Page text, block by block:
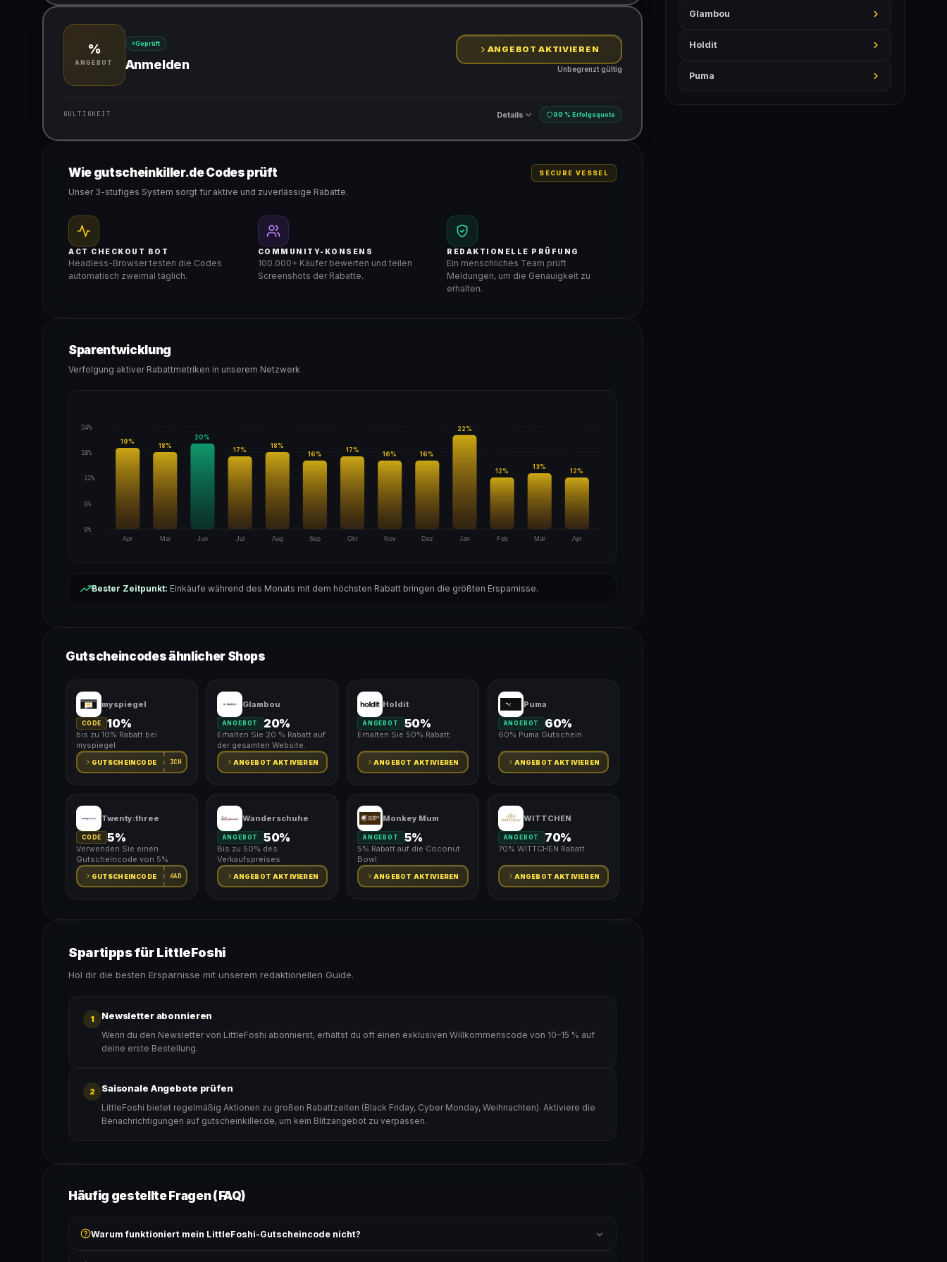
Gültig für teilnehmende Produkte
%
ANGEBOT
Geprüft
Anmelden
ANGEBOT AKTIVIEREN
Unbegrenzt gültig
GÜLTIGKEIT Details 99 % Erfolgsquote
Gültig für teilnehmende Produkte
Wie gutscheinkiller.de Codes prüft
Unser 3-stufiges System sorgt für aktive und zuverlässige Rabatte.
SECURE VESSEL
ACT CHECKOUT BOT
Headless-Browser testen die Codes
automatisch zweimal täglich.
COMMUNITY-KONSENS
100.000+ Käufer bewerten und teilen
Screenshots der Rabatte.
REDAKTIONELLE PRÜFUNG
Ein menschliches Team prüft
Meldungen, um die Genauigkeit zu
erhalten.
Sparentwicklung
Verfolgung aktiver Rabattmetriken in unserem Netzwerk
24%
18%
12%
6%
0%
Apr
19%
Mai
18%
Jun
20%
Jul
17%
Aug
18%
Sep
16%
Okt
17%
Nov
16%
Dez
16%
Jan
22%
Feb
12%
Mär
13%
Apr
12%
Bester Zeitpunkt: Einkäufe während des Monats mit dem höchsten Rabatt bringen die größten Ersparnisse.
Gutscheincodes ähnlicher Shops
myspiegel
CODE 10%
bis zu 10% Rabatt bei
myspiegel
GUTSCHEINCODE ICH
Glambou
ANGEBOT 20%
Erhalten Sie 20 % Rabatt auf
der gesamten Website.
ANGEBOT AKTIVIEREN
Holdit
ANGEBOT 50%
Erhalten Sie 50% Rabatt.
ANGEBOT AKTIVIEREN
Puma
ANGEBOT 60%
60% Puma Gutschein
ANGEBOT AKTIVIEREN
Twenty:three
CODE 5%
Verwenden Sie einen
Gutscheincode von 5%
GUTSCHEINCODE 4AD
Wanderschuhe
ANGEBOT 50%
Bis zu 50% des
Verkaufspreises
ANGEBOT AKTIVIEREN
Monkey Mum
ANGEBOT 5%
5% Rabatt auf die Coconut
Bowl
ANGEBOT AKTIVIEREN
WITTCHEN
ANGEBOT 70%
70% WITTCHEN Rabatt
ANGEBOT AKTIVIEREN
Spartipps für LittleFoshi
Hol dir die besten Ersparnisse mit unserem redaktionellen Guide.
1 Newsletter abonnieren
Wenn du den Newsletter von LittleFoshi abonnierst, erhältst du oft einen exklusiven Willkommenscode von 10–15 % auf
deine erste Bestellung.
2 Saisonale Angebote prüfen
LittleFoshi bietet regelmäßig Aktionen zu großen Rabattzeiten (Black Friday, Cyber Monday, Weihnachten). Aktiviere die
Benachrichtigungen auf gutscheinkiller.de, um kein Blitzangebot zu verpassen.
Häufig gestellte Fragen (FAQ)
Warum funktioniert mein LittleFoshi-Gutscheincode nicht?
Glambou
Holdit
Puma